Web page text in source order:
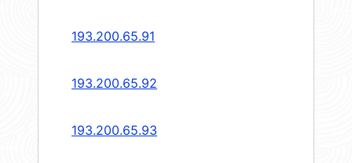
193.200.65.91
193.200.65.92
193.200.65.93